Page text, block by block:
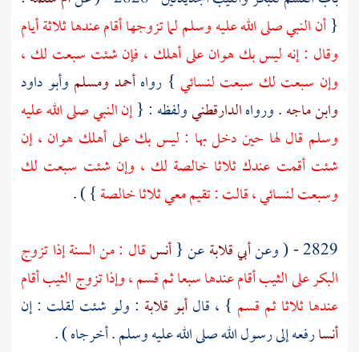
{أن النبي صلى الله عليه وسلم لما تزوجها أقام عندها ثلاثة أيام
وقال : إنه ليس بك هوان على أهلك ، فإن شئت سبعت لك ،
وإن سبعت لك سبعت لنسائي } رواهأحمد ومسلم وأبو داود
وابن ماجه. ورواهالدارقطنيولفظه : {إن النبي صلى الله عليه
وسلم قال لها حين دخل بها : ليس بك على أهلك هوان ، إن
شئت أقمت عندك ثلاثا خالصة لك ، وإن شئت سبعت لك
وسبعت لنسائي ، قالت : تقيم معي ثلاثا خالصة} ) .
2829 - ( وعن
أبي قلابةعن {أنسقال : من السنة إذا تزوج
البكر على الثيب أقام عندها سبعا ثم قسم ، وإذا تزوج الثيب أقام
عندها ثلاثا ثم قسم } ، قالأبو قلابة : ولو شئت لقلت : إن
أنسارفعه إلى رسول الله صلى الله عليه وسلم . أخرجاه ) .